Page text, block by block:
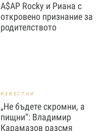
A$AP Rocky и Риана с
откровено признание за
родителството
ИЗВЕСТНИ
„Не бъдете скромни, а
пищни“: Владимир
Карамазов разсмя